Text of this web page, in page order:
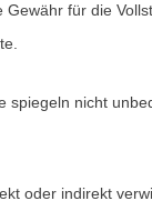
für die
spiegeln nicht
oder indirekt